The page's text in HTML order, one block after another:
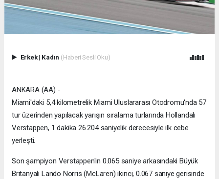
Erkek| Kadın (Haberi Sesli Oku)
ANKARA (AA) -
Miami'daki 5,4 kilometrelik Miami Uluslararası Otodromu'nda 57
tur üzerinden yapılacak yarışın sıralama turlarında Hollandalı
Verstappen, 1 dakika 26.204 saniyelik derecesiyle ilk cebe
yerleşti.
Son şampiyon Verstappen'in 0.065 saniye arkasındaki Büyük
Britanyalı Lando Norris (McLaren) ikinci, 0.067 saniye gerisinde